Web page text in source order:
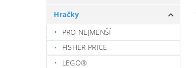
Hračky
PRO NEJMENŠÍ
FISHER PRICE
LEGO®